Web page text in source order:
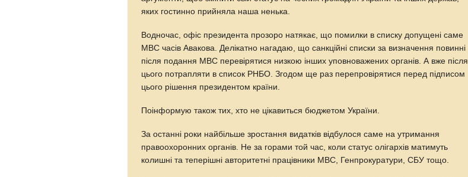
яких гостинно прийняла наша ненька.
Водночас, офіс президента прозоро натякає, що помилки в списку допущені саме
МВС часів Авакова. Делікатно нагадаю, що санкційні списки за визначення повинні
після подання МВС перевірятися низкою інших уповноважених органів. А вже після
цього потрапляти в список РНБО. Згодом ще раз перепровірятися перед підписом
цього рішення президентом країни.
Поінформую також тих, хто не цікавиться бюджетом України.
За останні роки найбільше зростання видатків відбулося саме на утримання
правоохоронних органів. Не за горами той час, коли статус олігархів матимуть
колишні та теперішні авторитетні працівники МВС, Генпрокуратури, СБУ тощо.